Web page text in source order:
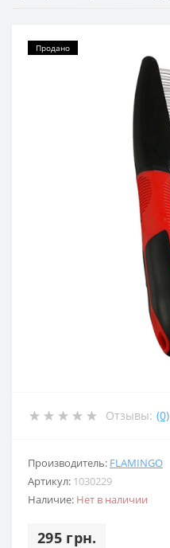
Продано
Отзывы: (0)
Производитель: FLAMINGO
Артикул: 1030229
Наличие: Нет в наличии
295 грн.